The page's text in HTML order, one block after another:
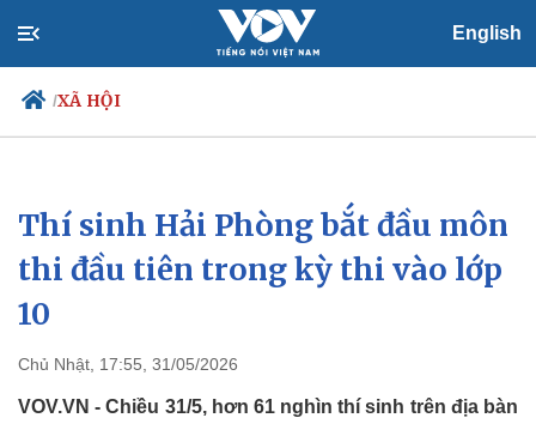
English
/XÃ HỘI
Chính trị
Đảng
Tổ chức nhân sự
Quốc hội
Xã hội
Tin 24h
Dự báo thời tiết
Thí sinh Hải Phòng bắt đầu môn
thi đầu tiên trong kỳ thi vào lớp
10
Chủ Nhật, 17:55, 31/05/2026
VOV.VN - Chiều 31/5, hơn 61 nghìn thí sinh trên địa bàn